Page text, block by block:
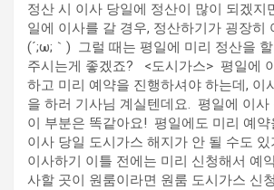
정산 시 이사 당일에 정산이 많이 되겠지
일에 이사를 갈 경우, 정산하기가 굉장히
(´;ω;｀) ​ 그럴 때는 평일에 미리 정산을
주시는게 좋겠죠? ​ ​ <도시가스> ​ 평일에
하고 미리 예약을 진행하셔야 하는데, 이
을 하러 기사님 계실텐데요. ​ 평일에 이
이 부분은 똑같아요! ​ 평일에도 미리 예
이사 당일 도시가스 해지가 안 될 수도
이사하기 이틀 전에는 미리 신청해서 예
사할 곳이 원룸이라면 원룸 도시가스 신